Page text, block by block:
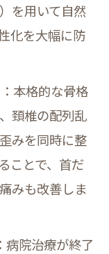
を用いて自然
化を大幅に防
本格的な骨格
頚椎の配列乱
みを同時に整
ことで、首だ
みも改善しま
病院治療が終了